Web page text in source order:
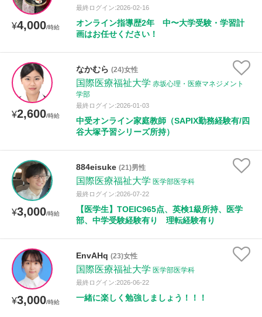
¥4,000/時給
最終ログイン:2026-02-16
オンライン指導歴2年 中〜大学受験・学習計
画はお任せください！
¥2,600/時給
なかむら (24)女性
国際医療福祉大学 赤坂心理・医療マネジメント
学部
最終ログイン:2026-01-03
中受オンライン家庭教師（SAPIX勤務経験有/四
谷大塚予習シリーズ所持）
¥3,000/時給
884eisuke (21)男性
国際医療福祉大学 医学部医学科
最終ログイン:2026-07-22
【医学生】TOEIC965点、英検1級所持、医学
部、中学受験経験有り 理転経験有り
¥3,000/時給
EnvAHq (23)女性
国際医療福祉大学 医学部医学科
最終ログイン:2026-06-22
一緒に楽しく勉強しましょう！！！